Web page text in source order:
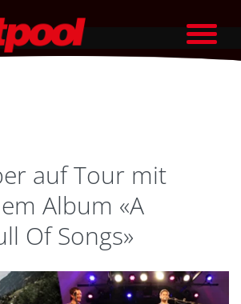
auf Tour mit
Album «A
Of Songs»